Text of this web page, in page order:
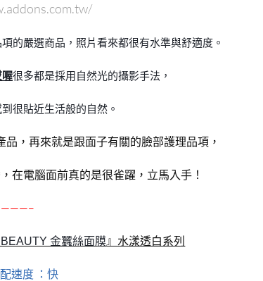
的嚴選商品，照片看來都很有水準與舒適度。
喔很多都是採用自然光的攝影手法，
很貼近生活般的自然。
，再來就是跟面子有關的臉部護理品項，
在電腦面前真的是很雀躍，立馬入手！
———–
金蠶絲面膜』水漾透白系列
速度 ：快